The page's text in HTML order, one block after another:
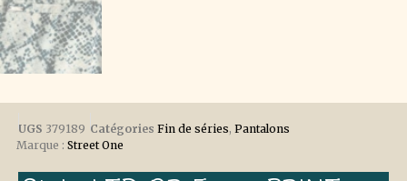
UGS 379189 Catégories Fin de séries, Pantalons
Marque : Street One